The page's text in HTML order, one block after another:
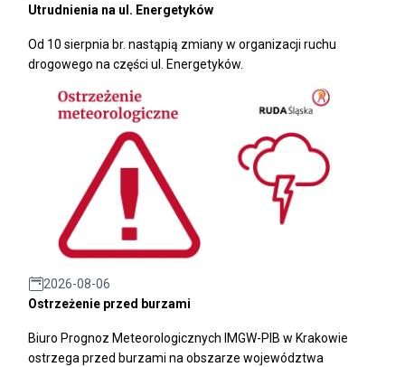
Utrudnienia na ul. Energetyków
Od 10 sierpnia br. nastąpią zmiany w organizacji ruchu
drogowego na części ul. Energetyków.
2026-08-06
Ostrzeżenie przed burzami
Biuro Prognoz Meteorologicznych IMGW-PIB w Krakowie
ostrzega przed burzami na obszarze województwa